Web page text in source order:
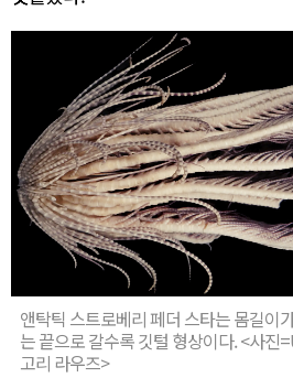
앤탁틱 스트로베리 페더 스타는 몸길이
는 끝으로 갈수록 깃털 형상이다. <사진
고리 라우즈>